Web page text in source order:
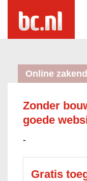
Online
Zonder
goede
-
Gratis